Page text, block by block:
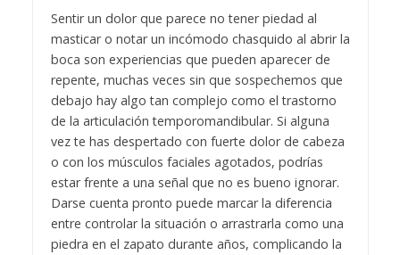
Sentir un dolor que parece no tener piedad al
masticar o notar un incómodo chasquido al abrir la
boca son experiencias que pueden aparecer de
repente, muchas veces sin que sospechemos que
debajo hay algo tan complejo como el trastorno
de la articulación temporomandibular. Si alguna
vez te has despertado con fuerte dolor de cabeza
o con los músculos faciales agotados, podrías
estar frente a una señal que no es bueno ignorar.
Darse cuenta pronto puede marcar la diferencia
entre controlar la situación o arrastrarla como una
piedra en el zapato durante años, complicando la